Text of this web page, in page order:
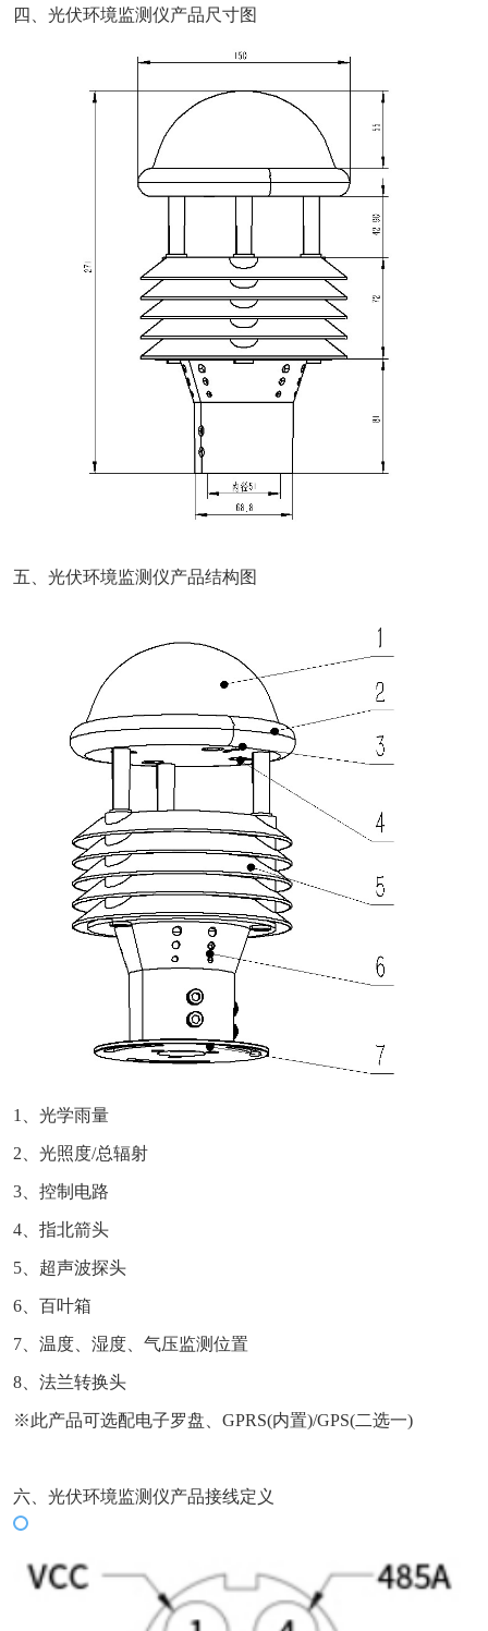
四、光伏环境监测仪产品尺寸图
五、光伏环境监测仪产品结构图
1、光学雨量
2、光照度/总辐射
3、控制电路
4、指北箭头
5、超声波探头
6、百叶箱
7、温度、湿度、气压监测位置
8、法兰转换头
※此产品可选配电子罗盘、GPRS(内置)/GPS(二选一)
六、 光伏环境监测仪产品接线定义